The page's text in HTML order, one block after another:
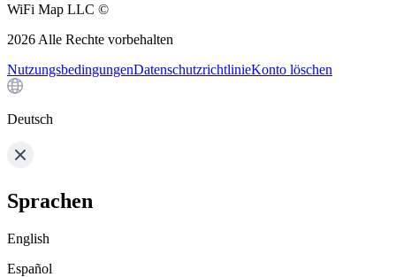
WiFi Map LLC ©
2026 Alle Rechte vorbehalten
NutzungsbedingungenDatenschutzrichtlinieKonto löschen
Deutsch
Sprachen
English
Español